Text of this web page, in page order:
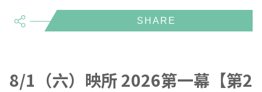
開館時間
交通資訊
環境介紹
兒童美術館
高美館
藝術之旅
展覽資訊
徵件辦法
典藏與研究
典藏查詢
研究資源
藝術閱聽
關於我們
share
8/1（六）映所 2026第一幕【第2